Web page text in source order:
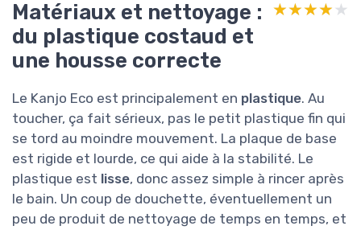
Matériaux et nettoyage :
du plastique costaud et
une housse correcte
★★★★★
★★★★★
Le Kanjo Eco est principalement en plastique. Au
toucher, ça fait sérieux, pas le petit plastique fin qui
se tord au moindre mouvement. La plaque de base
est rigide et lourde, ce qui aide à la stabilité. Le
plastique est lisse, donc assez simple à rincer après
le bain. Un coup de douchette, éventuellement un
peu de produit de nettoyage de temps en temps, et